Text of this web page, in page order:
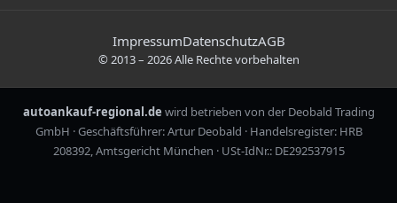
Rechtliche HinweiseImpressumDatenschutzAGB
© 2013– 2026Alle Rechte vorbehalten
autoankauf-regional.de wird betrieben von der Deobald Trading
GmbH · Geschäftsführer: Artur Deobald · Handelsregister: HRB
208392, Amtsgericht München · USt-IdNr.: DE292537915